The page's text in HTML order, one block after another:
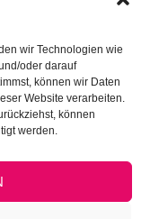
wir Technologien wie
oder darauf
können wir Daten
Website verarbeiten.
können
werden.